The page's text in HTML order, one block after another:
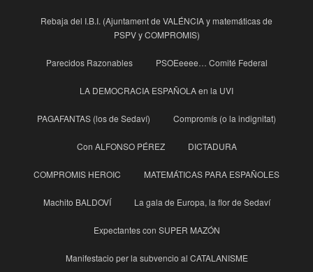
Rebaja del I.B.I. (Ajuntament de VALÉNCIA y matemáticas de
PSPV y COMPROMIS)
Parecidos Razonables PSOEeeee… Comité Federal
LA DEMOCRACIA ESPAÑOLA en la UVI
PAGAFANTAS (los de Sedaví) Compromís (o la indignitat)
Con ALFONSO PÉREZ DICTADURA
COMPROMIS HEROIC MATEMÁTICAS PARA ESPAÑOLES
Machito BALDOVÍ La gala de Europa, la flor de Sedaví
Expectantes con SUPER MAZÓN
Manifestacio per la subvencio al CATALANISME